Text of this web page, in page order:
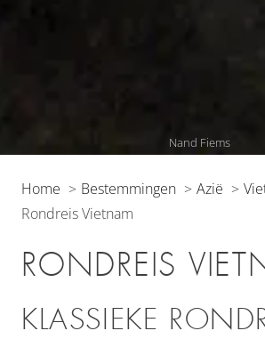
Nand Fiems
Home Bestemmingen Azië
Rondreis Vietnam
RONDREIS
KLASSIEKE